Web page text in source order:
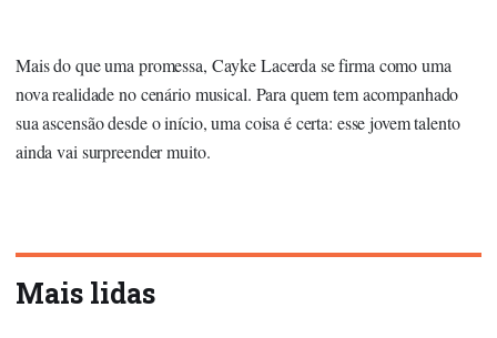
Mais do que uma promessa, Cayke Lacerda se firma como uma
nova realidade no cenário musical. Para quem tem acompanhado
sua ascensão desde o início, uma coisa é certa: esse jovem talento
ainda vai surpreender muito.
Mais lidas